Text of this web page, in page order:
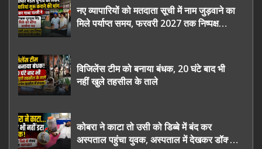
नए व्यापारियों को मतदाता सूची में नाम जुड़वाने का
मिले पर्याप्त समय, फरवरी 2027 तक निष्पक्ष
विजिलेंस टीम को बनाया बंधक, 20 घंटे बाद भी
नहीं खुले तहसील के ताले
कोबरा ने काटा तो उसी को डिब्बे में बंद कर
अस्पताल पहुंचा युवक, अस्पताल में देखकर डॉक्टर